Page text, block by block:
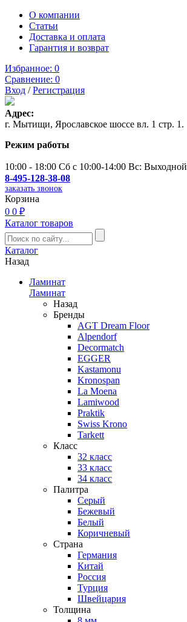
О компании
Статьи
Доставка и оплата
Гарантия и возврат
Избранное: 0
Сравнение: 0
Вход /Регистрация
Адрес:
г. Мытищи, Ярославское шоссе вл. 1 стр. 1.
Режим работы
10:00 - 18:00 Сб с 10:00-14:00 Вс: Выходной
8-495-128-38-08
заказать звонок
Корзина
0 0 ₽
Каталог товаров
Каталог
Назад
Ламинат
Ламинат
Назад
Бренды
AGT Dream Floor
Alpendorf
Decormatch
EGGER
Kastamonu
Kronospan
La Moena
Lamiwood
Praktik
Swiss Krono
Tarkett
Класс
32 класс
33 класс
34 класс
Палитра
Серый
Бежевый
Белый
Коричневый
Страна
Германия
Китай
Россия
Турция
Швейцария
Толщина